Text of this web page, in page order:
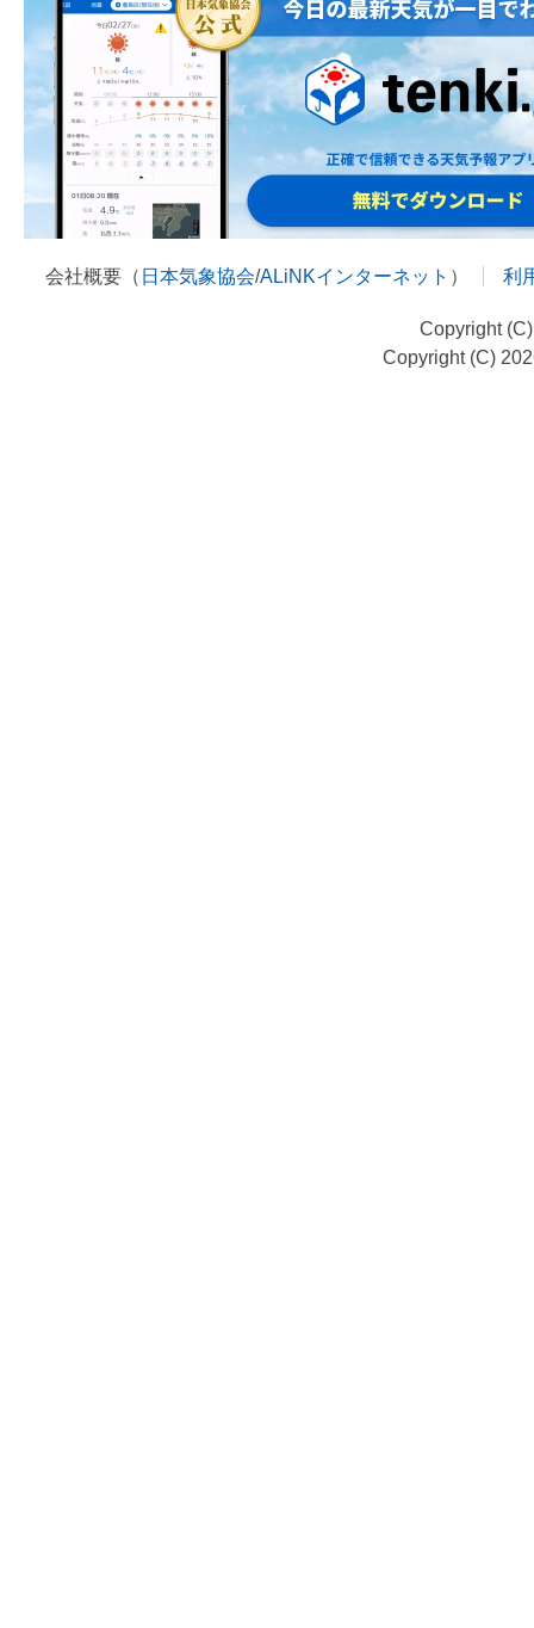
会社概要（ 日本気象協会/ALiNKインターネット ） 利
Copyright
Copyright (C)